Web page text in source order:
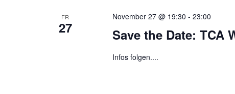
FR
27
November 27 @ 19:30 - 23:00
Save the Date: TCA
Infos folgen....